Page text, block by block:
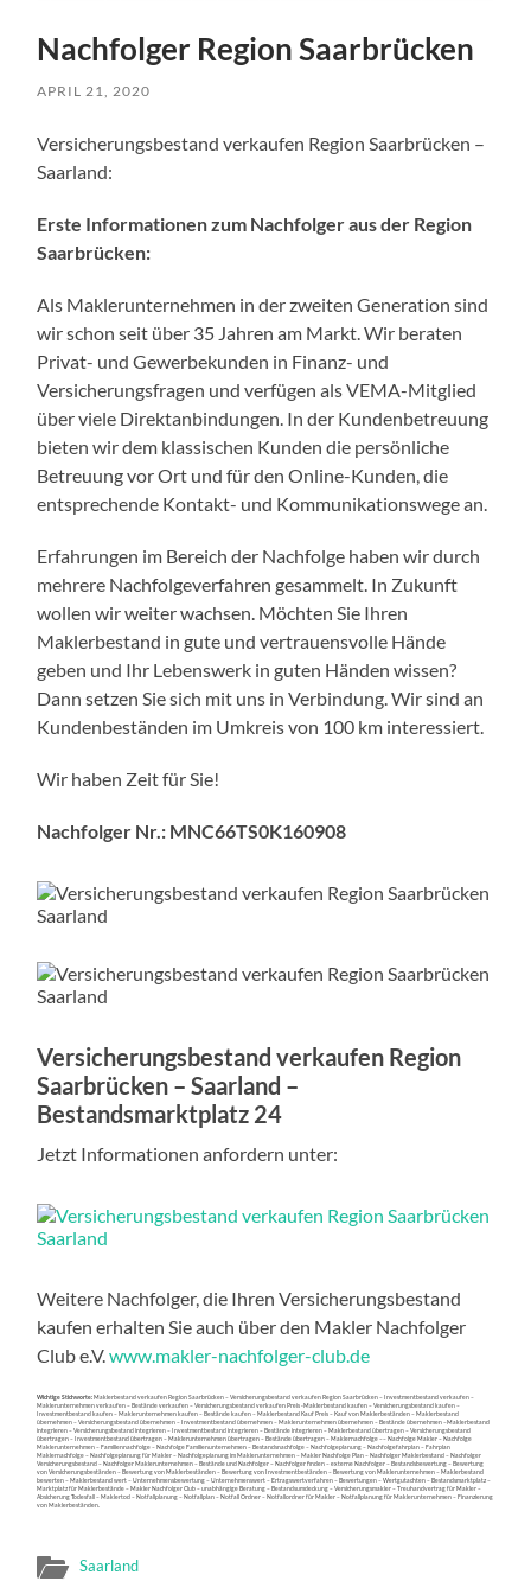
Nachfolger Region Saarbrücken
APRIL 21, 2020
Versicherungsbestand verkaufen Region Saarbrücken –
Saarland:
Erste Informationen zum Nachfolger aus der Region
Saarbrücken:
Als Maklerunternehmen in der zweiten Generation sind
wir schon seit über 35 Jahren am Markt. Wir beraten
Privat- und Gewerbekunden in Finanz- und
Versicherungsfragen und verfügen als VEMA-Mitglied
über viele Direktanbindungen. In der Kundenbetreuung
bieten wir dem klassischen Kunden die persönliche
Betreuung vor Ort und für den Online-Kunden, die
entsprechende Kontakt- und Kommunikationswege an.
Erfahrungen im Bereich der Nachfolge haben wir durch
mehrere Nachfolgeverfahren gesammelt. In Zukunft
wollen wir weiter wachsen. Möchten Sie Ihren
Maklerbestand in gute und vertrauensvolle Hände
geben und Ihr Lebenswerk in guten Händen wissen?
Dann setzen Sie sich mit uns in Verbindung. Wir sind an
Kundenbeständen im Umkreis von 100 km interessiert.
Wir haben Zeit für Sie!
Nachfolger Nr.: MNC66TS0K160908
Versicherungsbestand verkaufen Region
Saarbrücken – Saarland –
Bestandsmarktplatz 24
Jetzt Informationen anfordern unter:
Weitere Nachfolger, die Ihren Versicherungsbestand
kaufen erhalten Sie auch über den Makler Nachfolger
Club e.V.www.makler-nachfolger-club.de
Wichtige Stichworte:Maklerbestand verkaufen Region Saarbrücken – Versicherungsbestand verkaufen Region Saarbrücken – Investmentbestand verkaufen –
Maklerunternehmen verkaufen – Bestände verkaufen – Versicherungsbestand verkaufen Preis -Maklerbestand kaufen – Versicherungsbestand kaufen –
Investmentbestand kaufen – Maklerunternehmen kaufen – Bestände kaufen – Maklerbestand Kauf Preis – Kauf von Maklerbeständen – Maklerbestand
übernehmen – Versicherungsbestand übernehmen – Investmentbestand übernehmen – Maklerunternehmen übernehmen – Bestände übernehmen –Maklerbestand
integrieren – Versicherungsbestand integrieren – Investmentbestand integrieren – Bestände integrieren – Maklerbestand übertragen – Versicherungsbestand
übertragen – Investmentbestand übertragen – Maklerunternehmen übertragen – Bestände übertragen – Maklernachfolge –– Nachfolge Makler – Nachfolge
Maklerunternehmen – Familiennachfolge – Nachfolge Familienunternehmen – Bestandsnachfolge – Nachfolgeplanung – Nachfolgefahrplan – Fahrplan
Maklernachfolge – Nachfolgeplanung für Makler – Nachfolgeplanung im Maklerunternehmen – Makler Nachfolge Plan – Nachfolger Maklerbestand – Nachfolger
Versicherungsbestand – Nachfolger Maklerunternehmen – Bestände und Nachfolger – Nachfolger finden – externe Nachfolger – Bestandsbewertung – Bewertung
von Versicherungsbeständen – Bewertung von Maklerbeständen – Bewertung von Investmentbeständen – Bewertung von Maklerunternehmen – Maklerbestand
bewerten – Maklerbestand wert – Unternehmensbewertung – Unternehmenswert – Ertragswertverfahren – Bewertungen – Wertgutachten – Bestandsmarktplatz –
Marktplatz für Maklerbestände – Makler Nachfolger Club – unabhängige Beratung – Bestandsumdeckung – Versicherungsmakler – Treuhandvertrag für Makler –
Absicherung Todesfall – Maklertod – Notfallplanung – Notfallplan – Notfall Ordner – Notfallordner für Makler – Notfallplanung für Maklerunternehmen – Finanzierung
von Maklerbeständen.
Saarland